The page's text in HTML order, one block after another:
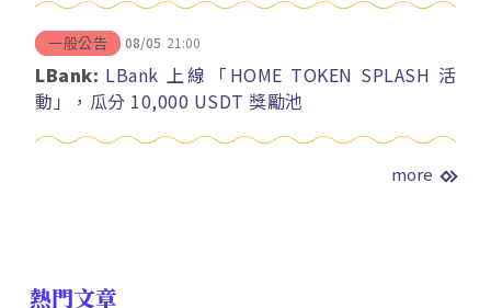
一般公告 08/05 21:00
LBank: LBank 上線「HOME TOKEN SPLASH 活
動」，瓜分 10,000 USDT 獎勵池
more
熱門文章